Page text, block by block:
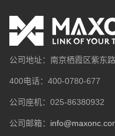
公司地址：南京栖霞区紫东
400电话：400-0780-677
公司座机：025-86380932
公司邮箱：